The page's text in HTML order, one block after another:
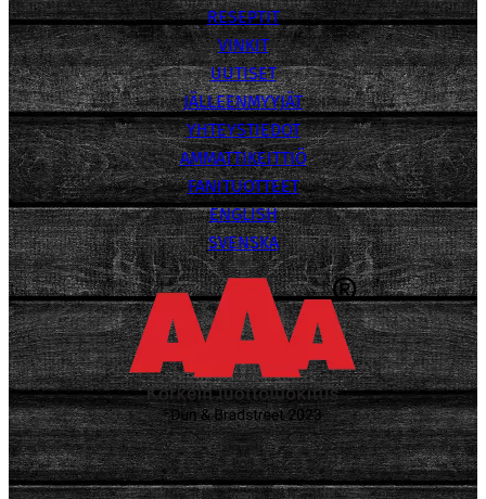
RESEPTIT
VINKIT
UUTISET
JÄLLEENMYYJÄT
YHTEYSTIEDOT
AMMATTIKEITTIÖ
FANITUOTTEET
ENGLISH
SVENSKA